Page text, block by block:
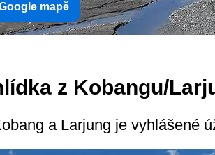
mapě
z Kobangu/
a Larjung je vyhlášené